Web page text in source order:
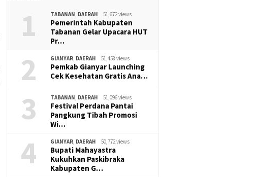
1 TABANAN, DAERAH 51,672 views
Pemerintah Kabupaten
Tabanan Gelar Upacara HUT
Pr…
2 GIANYAR, DAERAH 51,458 views
Pemkab Gianyar Launching
Cek Kesehatan Gratis Ana…
3 TABANAN, DAERAH 51,096 views
Festival Perdana Pantai
Pangkung Tibah Promosi
Wi…
4 GIANYAR, DAERAH 50,772 views
Bupati Mahayastra
Kukuhkan Paskibraka
Kabupaten G…